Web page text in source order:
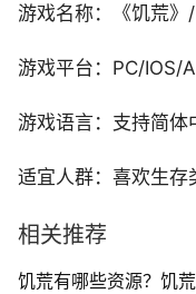
游戏名称：《饥荒》
游戏平台：PC/IOS/
游戏语言：支持简体
适宜人群：喜欢生存
相关推荐
饥荒有哪些资源？饥